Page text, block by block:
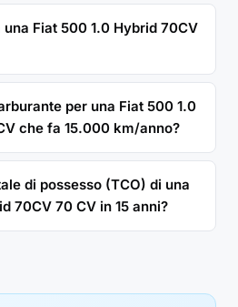
Fiat 500 1.0 Hybrid 70CV
per una Fiat 500 1.0
che fa 15.000 km/anno?
di possesso (TCO) di una
70CV 70 CV in 15 anni?